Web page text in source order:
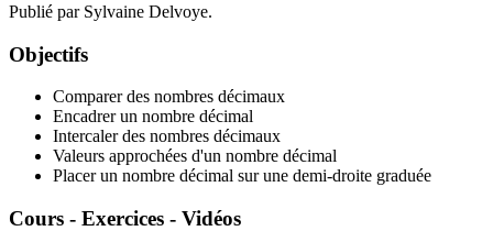
Publié par Sylvaine Delvoye.
Objectifs
Comparer des nombres décimaux
Encadrer un nombre décimal
Intercaler des nombres décimaux
Valeurs approchées d'un nombre décimal
Placer un nombre décimal sur une demi-droite graduée
Cours - Exercices - Vidéos